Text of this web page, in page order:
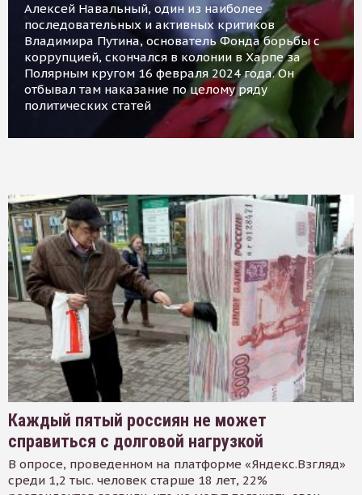
Алексей Навальный, один из наиболее
последовательных и активных критиков
Владимира Путина, основатель Фонда борьбы с
коррупцией, скончался в колонии в Харпе за
Полярным кругом 16 февраля 2024 года. Он
отбывал там наказание по целому ряду
политических статей
Каждый пятый россиян не может
справиться с долговой нагрузкой
В опросе, проведенном на платформе «Яндекс.Взгляд»
среди 1,2 тыс. человек старше 18 лет, 22%